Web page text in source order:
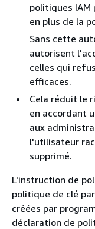
politiques IAM
en plus de la
Sans cette
autorisent
celles qui
efficaces.
Cela réduit le
en accordant
aux
l'utilisateur
supprimé.
L'instruction de
politique de clé
créées par
déclaration de